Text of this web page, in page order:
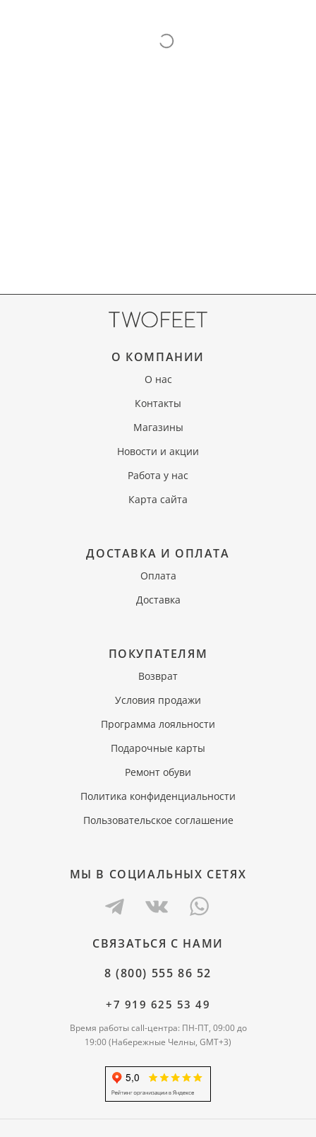
О КОМПАНИИ
О нас
Контакты
Магазины
Новости и акции
Работа у нас
Карта сайта
ДОСТАВКА И ОПЛАТА
Оплата
Доставка
ПОКУПАТЕЛЯМ
Возврат
Условия продажи
Программа лояльности
Подарочные карты
Ремонт обуви
Политика конфиденциальности
Пользовательское соглашение
МЫ В СОЦИАЛЬНЫХ СЕТЯХ
СВЯЗАТЬСЯ С НАМИ
8 (800) 555 86 52
+7 919 625 53 49
Время работы call-центра: ПН-ПТ, 09:00 до
19:00 (Набережные Челны, GMT+3)